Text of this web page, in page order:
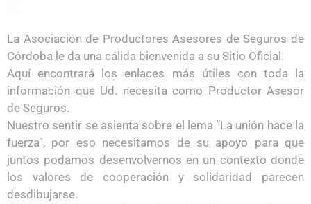
La Asociación de Productores Asesores de Seguros de
Córdoba le da una cálida bienvenida a su Sitio Oficial.
Aquí encontrará los enlaces más útiles con toda la
información que Ud. necesita como Productor Asesor
de Seguros.
Nuestro sentir se asienta sobre el lema “La unión hace la
fuerza”, por eso necesitamos de su apoyo para que
juntos podamos desenvolvernos en un contexto donde
los valores de cooperación y solidaridad parecen
desdibujarse.